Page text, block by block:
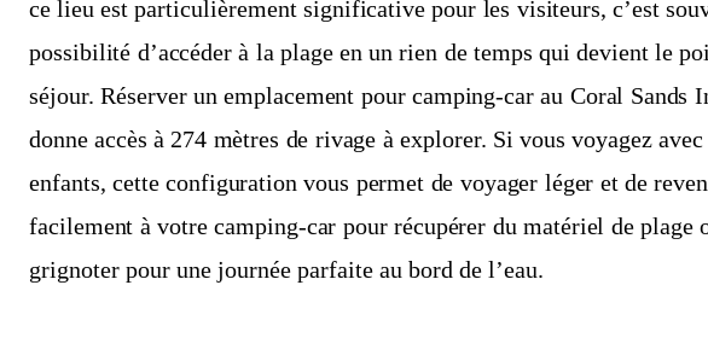
ce lieu est particulièrement significative pour les visiteurs, c’est
possibilité d’accéder à la plage en un rien de temps qui devient le
séjour. Réserver un emplacement pour camping-car au Coral Sands
donne accès à 274 mètres de rivage à explorer. Si vous voyagez avec
enfants, cette configuration vous permet de voyager léger et de
facilement à votre camping-car pour récupérer du matériel de plage
grignoter pour une journée parfaite au bord de l’eau.